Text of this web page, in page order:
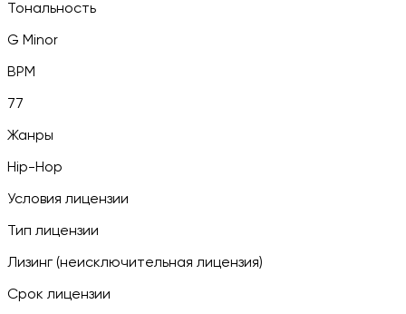
Тональность
G Minor
BPM
77
Жанры
Hip-Hop
Условия лицензии
Тип лицензии
Лизинг (неисключительная лицензия)
Срок лицензии